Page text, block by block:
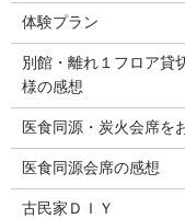
体験プラン
別館・離れ１フロア貸
様の感想
医食同源・炭火会席を
医食同源会席の感想
古民家ＤＩＹ